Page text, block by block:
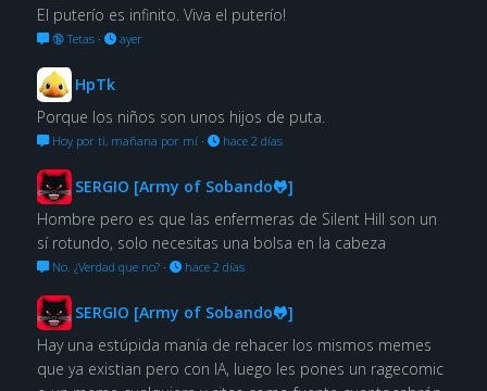
El puterío es infinito. Viva el puterío!
🔞 Tetas· ayer
HpTk
Porque los niños son unos hijos de puta.
Hoy por ti, mañana por mí· hace 2 días
SERGIO [Army of Sobando🐸]
Hombre pero es que las enfermeras de Silent Hill son un
sí rotundo, solo necesitas una bolsa en la cabeza
No. ¿Verdad que no?· hace 2 días
SERGIO [Army of Sobando🐸]
Hay una estúpida manía de rehacer los mismos memes
que ya existian pero con IA, luego les pones un ragecomic